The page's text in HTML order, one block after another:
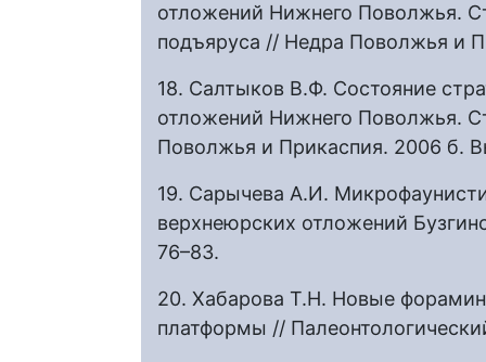
отложений Нижнего Поволжья.
подъяруса // Недра Поволжья и
18. Салтыков В.Ф. Состояние
отложений Нижнего Поволжья.
Поволжья и Прикаспия. 2006 б.
19. Сарычева А.И.
верхнеюрских отложений
76–83.
20. Хабарова Т.Н. Новые
платформы //